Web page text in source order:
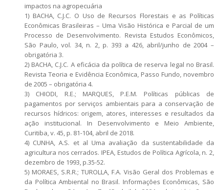
impactos na agropecuária
1) BACHA, C.J.C. O Uso de Recursos Florestais e as Políticas
Econômicas Brasileiras – Uma Visão Histórica e Parcial de um
Processo de Desenvolvimento. Revista Estudos Econômicos,
São Paulo, vol. 34, n. 2, p. 393 a 426, abril/junho de 2004 –
obrigatória 3.
2) BACHA, C.J.C. A eficácia da política de reserva legal no Brasil.
Revista Teoria e Evidência Econômica, Passo Fundo, novembro
de 2005 – obrigatória 4.
3) CHIODI, R.E.; MARQUES, P.E.M. Políticas públicas de
pagamentos por serviços ambientais para a conservação de
recursos hídricos: origem, atores, interesses e resultados da
ação institucional. In Desenvolvimento e Meio Ambiente,
Curitiba, v. 45, p. 81-104, abril de 2018.
4) CUNHA, A.S. et al Uma avaliação da sustentabilidade da
agricultura nos cerrados. IPEA, Estudos de Política Agrícola, n. 2,
dezembro de 1993, p.35-52.
5) MORAES, S.R.R.; TUROLLA, F.A. Visão Geral dos Problemas e
da Política Ambiental no Brasil. Informações Econômicas, São